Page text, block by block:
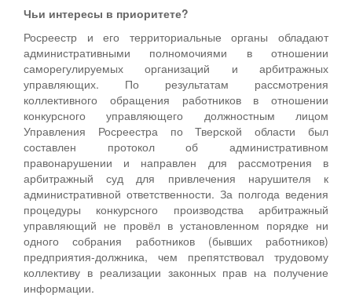
Чьи интересы в приоритете?
Росреестр и его территориальные органы обладают
административными полномочиями в отношении
саморегулируемых организаций и арбитражных
управляющих. По результатам рассмотрения
коллективного обращения работников в отношении
конкурсного управляющего должностным лицом
Управления Росреестра по Тверской области был
составлен протокол об административном
правонарушении и направлен для рассмотрения в
арбитражный суд для привлечения нарушителя к
административной ответственности. За полгода ведения
процедуры конкурсного производства арбитражный
управляющий не провёл в установленном порядке ни
одного собрания работников (бывших работников)
предприятия-должника, чем препятствовал трудовому
коллективу в реализации законных прав на получение
информации.